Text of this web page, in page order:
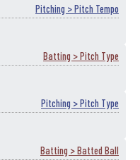
Pitching > Pitch Tempo
Batting > Pitch Type
Pitching > Pitch Type
Batting > Batted Ball